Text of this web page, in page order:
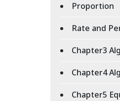
Proportion
Rate and
Chapter3
Chapter4
Chapter5